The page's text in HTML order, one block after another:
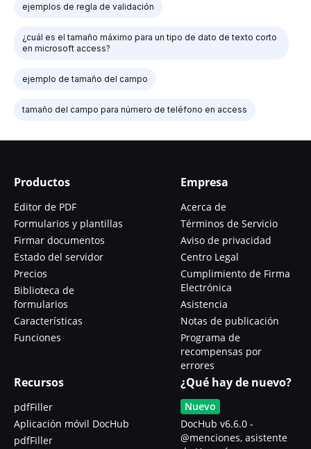
ejemplos de regla de validación
¿cuál es el tamaño máximo para un tipo de dato de texto corto
en microsoft access?
ejemplo de tamaño del campo
tamaño del campo para número de teléfono en access
Productos
Editor de PDF
Formularios y plantillas
Firmar documentos
Estado del servidor
Precios
Biblioteca de
formularios
Características
Funciones
Empresa
Acerca de
Términos de Servicio
Aviso de privacidad
Centro Legal
Cumplimiento de Firma
Electrónica
Asistencia
Notas de publicación
Programa de
recompensas por
errores
Recursos
pdfFiller
Aplicación móvil DocHub
pdfFiller
¿Qué hay de nuevo?
Nuevo
DocHub v6.6.0 -
@menciones, asistente